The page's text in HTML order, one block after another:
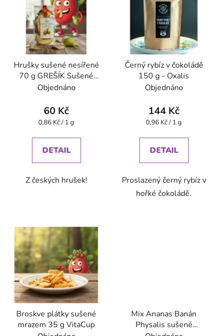
Hrušky sušené nesířené
70 g GREŠÍK Sušené
ovoce
Objednáno
60 Kč
Měrná
0,86 Kč / 1 g
DETAIL
Z českých hrušek!
Černý rybíz v čokoládě
150 g - Oxalis
Objednáno
144 Kč
Měrná
0,96 Kč / 1 g
DETAIL
Proslazený černý rybíz v
hořké čokoládě.
Broskve plátky sušené
mrazem 35 g VitaCup
Mix Ananas Banán
Physalis sušené